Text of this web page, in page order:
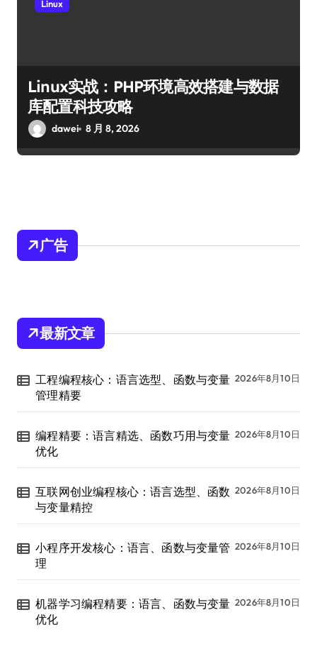
Linux
Linux实战：PHP环境高效搭建与数据
库配置科技攻略
dawei 8 月 8, 2026
广告
最新文章
工程编程核心：语言选型、函数与变量
管理精要
2026年8月10日
编程精要：语言精选、函数巧用与变量
优化
2026年8月10日
互联网创业编程核心：语言选型、函数
与变量精控
2026年8月10日
小程序开发核心：语言、函数与变量管
理
2026年8月10日
机器学习编程精要：语言、函数与变量
优化
2026年8月10日